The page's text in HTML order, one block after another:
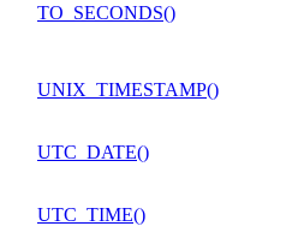
TO_SECONDS()
UNIX_TIMESTAMP()
UTC_DATE()
UTC_TIME()